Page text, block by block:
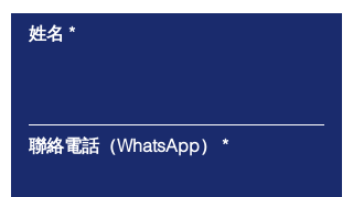
姓名
聯絡電話（WhatsApp）